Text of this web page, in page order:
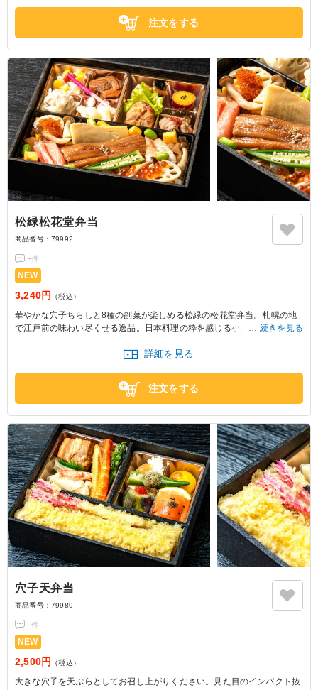
注文をする
松緑松花堂弁当
商品番号： 79992
-件
NEW
3,240円 （税込）
華やかな穴子ちらしと8種の副菜が楽しめる松緑の松花堂弁当。札幌の地
で江戸前の味わい尽くせる逸品。日本料理の粋を感じる小さな懐石料理を
続きを見る
詳細を見る
注文をする
穴子天弁当
商品番号： 79989
-件
NEW
2,500円 （税込）
大きな穴子を天ぷらとしてお召し上がりください。見た目のインパクト抜